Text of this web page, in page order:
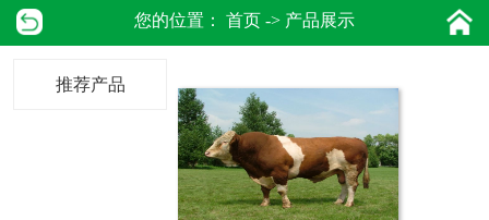
您的位置： 首页 -> 产品展示
推荐产品